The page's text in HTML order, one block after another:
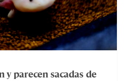
y parecen sacadas de